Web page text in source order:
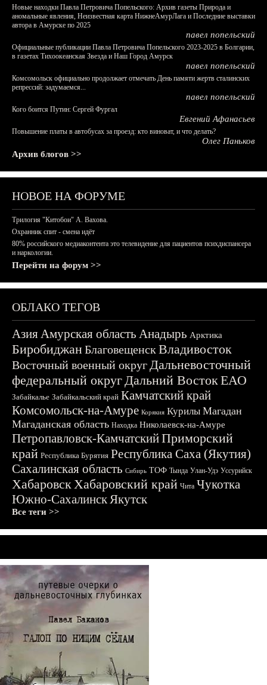
Новые находки Павла Петровича Попельского: Архив газеты Природа и
аномальные явления, Неизвестная карта НижнеАмурЛага и Последние выставки
автора в Амурске по 2025
павел попельский
Официальные публикации Павла Петровича Попельского 2023-2025 в Болгарии,
в газетах Тихоокеанская Звезда и Наш Город Амурск
павел попельский
Комсомольск официально продолжает отмечать День памяти жертв сталинских
репрессий: задумаемся...
павел попельский
Кого боится Путин: Сергей Фургал
Евгений Афанасьев
Повышение платы в автобусах за проезд: кто виноват, и что делать?
Олег Паньков
Архив блогов >>
НОВОЕ НА ФОРУМЕ
Трилогия "Китобои" А. Вахова.
Охранник спит - смена идёт
80% российского медиаконтента это телевидение для пациентов психдиспансера
и наркологии.
Перейти на форум >>
ОБЛАКО ТЕГОВ
АзияАмурская область Анадырь Арктика
БиробиджанБлаговещенскВладивосток
Восточный военный округДальневосточный
федеральный округДальний ВостокЕАО
Забайкалье Забайкальский край Камчатский край
Комсомольск-на-Амуре Корякия Курилы Магадан
Магаданская область Находка Николаевск-на-Амуре
Петропавловск-КамчатскийПриморский
край Республика Бурятия Республика Саха (Якутия)
Сахалинская область Сибирь ТОФ Тында Улан-Удэ Уссурийск
ХабаровскХабаровский край Чита Чукотка
Южно-СахалинскЯкутск
Все теги >>